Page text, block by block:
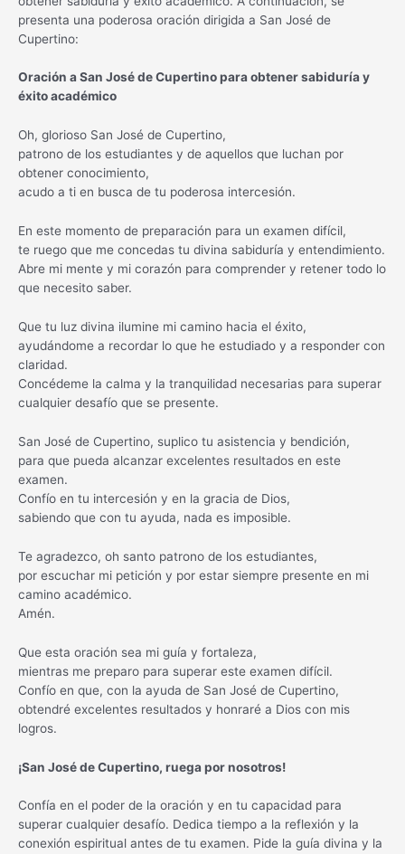
presenta una poderosa oración dirigida a San José de
Cupertino:
Oración a San José de Cupertino para obtener sabiduría y
éxito académico
Oh, glorioso San José de Cupertino,
patrono de los estudiantes y de aquellos que luchan por
obtener conocimiento,
acudo a ti en busca de tu poderosa intercesión.
En este momento de preparación para un examen difícil,
te ruego que me concedas tu divina sabiduría y entendimiento.
Abre mi mente y mi corazón para comprender y retener todo lo
que necesito saber.
Que tu luz divina ilumine mi camino hacia el éxito,
ayudándome a recordar lo que he estudiado y a responder con
claridad.
Concédeme la calma y la tranquilidad necesarias para superar
cualquier desafío que se presente.
San José de Cupertino, suplico tu asistencia y bendición,
para que pueda alcanzar excelentes resultados en este
examen.
Confío en tu intercesión y en la gracia de Dios,
sabiendo que con tu ayuda, nada es imposible.
Te agradezco, oh santo patrono de los estudiantes,
por escuchar mi petición y por estar siempre presente en mi
camino académico.
Amén.
Que esta oración sea mi guía y fortaleza,
mientras me preparo para superar este examen difícil.
Confío en que, con la ayuda de San José de Cupertino,
obtendré excelentes resultados y honraré a Dios con mis
logros.
¡San José de Cupertino, ruega por nosotros!
Confía en el poder de la oración y en tu capacidad para
superar cualquier desafío. Dedica tiempo a la reflexión y la
conexión espiritual antes de tu examen. Pide la guía divina y la